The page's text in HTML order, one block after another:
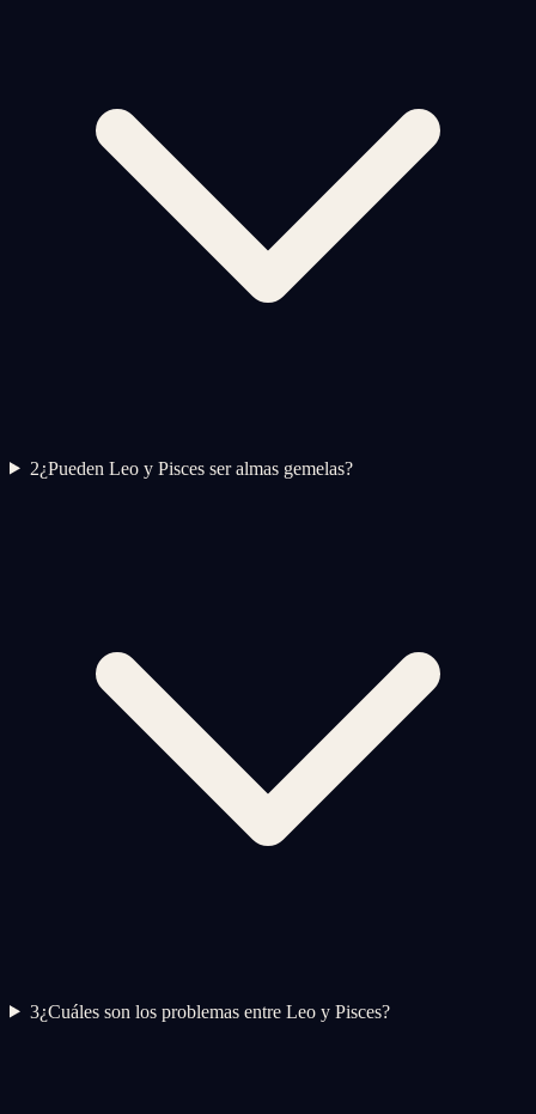
2¿Pueden Leo y Pisces ser almas gemelas?
3¿Cuáles son los problemas entre Leo y Pisces?